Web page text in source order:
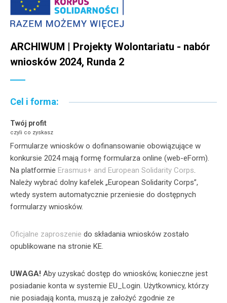
ARCHIWUM | Projekty Wolontariatu - nabór
wniosków 2024, Runda 2
Cel i forma:
Twój profit
czyli co zyskasz
Formularze wniosków o dofinansowanie obowiązujące w
konkursie 2024 mają formę formularza online (web-eForm).
Na platformie Erasmus+ and European Solidarity Corps.
Należy wybrać dolny kafelek „European Solidarity Corps”,
wtedy system automatycznie przeniesie do dostępnych
formularzy wniosków.
Oficjalne zaproszenie do składania wniosków zostało
opublikowane na stronie KE.
UWAGA! Aby uzyskać dostęp do wniosków, konieczne jest
posiadanie konta w systemie EU_Login. Użytkownicy, którzy
nie posiadają konta, muszą je założyć zgodnie ze